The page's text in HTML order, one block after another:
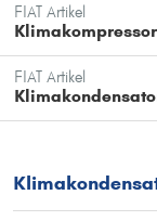
FIAT Artikel
Klimakompressor
FIAT Artikel